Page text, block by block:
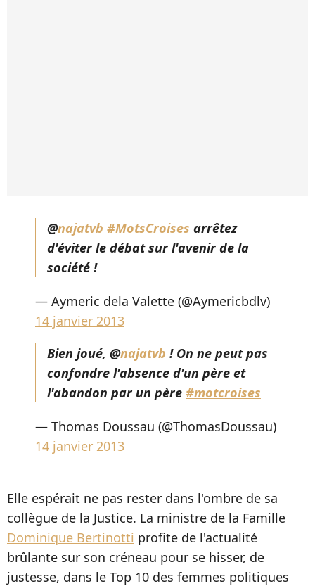
@najatvb #MotsCroises arrêtez
d'éviter le débat sur l'avenir de la
société !
— Aymeric dela Valette (@Aymericbdlv)
14 janvier 2013
Bien joué, @najatvb ! On ne peut pas
confondre l'absence d'un père et
l'abandon par un père #motcroises
— Thomas Doussau (@ThomasDoussau)
14 janvier 2013
Elle espérait ne pas rester dans l'ombre de sa
collègue de la Justice. La ministre de la Famille
Dominique Bertinotti profite de l'actualité
brûlante sur son créneau pour se hisser, de
justesse, dans le Top 10 des femmes politiques